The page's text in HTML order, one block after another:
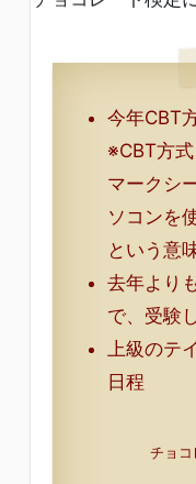
今年CBT
※CBT方
マークシ
ソコンを
という意
去年より
で、受験
上級のテ
日程
チョコ